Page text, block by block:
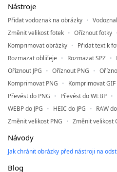
Nástroje
Přidat vodoznak na obrázky
Změnit velikost fotek
Oříznout fotky
Komprimovat obrázky
Přidat text k
Rozmazat obličeje
Rozmazat SPZ
Oříznout JPG
Oříznout PNG
Komprimovat PNG
Komprimovat GIF
Převést do PNG
Převést do WEBP
WEBP do JPG
HEIC do JPG RAW
Změnit velikost PNG
Změnit velikost
Návody
Jak chránit obrázky před nástroji na
Blog